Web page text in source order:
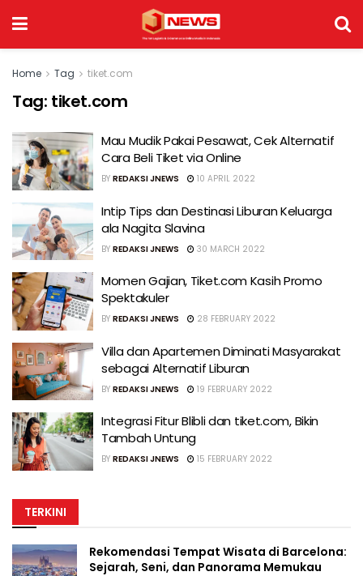
Home Tag tiket.com
Tag: tiket.com
Mau Mudik Pakai Pesawat, Cek Alternatif
Cara Beli Tiket via Online
BY REDAKSI JNEWS 10 APRIL 2022
Intip Tips dan Destinasi Liburan Keluarga
ala Nagita Slavina
BY REDAKSI JNEWS 30 MARCH 2022
Momen Gajian, Tiket.com Kasih Promo
Spektakuler
BY REDAKSI JNEWS 28 FEBRUARY 2022
Villa dan Apartemen Diminati Masyarakat
sebagai Alternatif Liburan
BY REDAKSI JNEWS 19 FEBRUARY 2022
Integrasi Fitur Blibli dan tiket.com, Bikin
Tambah Untung
BY REDAKSI JNEWS 15 FEBRUARY 2022
TERKINI
Rekomendasi Tempat Wisata di Barcelona:
Sejarah, Seni, dan Panorama Memukau